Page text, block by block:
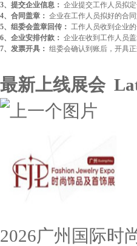
3、提交企业信息： 企业提交工作人员拟
4、合同盖章： 企业在工作人员拟好的合
5、组委会盖章回传： 工作人员收到企业
6、企业安排付款： 企业在收到工作人员
7、发票开具： 组委会确认到账后，开具
最新上线展会
2026广州国际时